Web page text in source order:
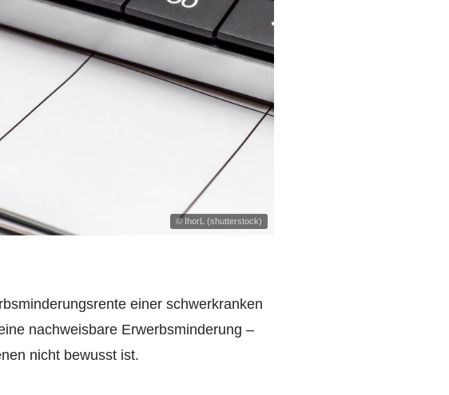
© IhorL (shutterstock)
einer schwerkranken
nachweisbare Erwerbsminderung –
nicht bewusst ist.